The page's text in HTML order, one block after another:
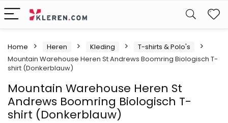
Home Heren Kleding
T-shirts & Polo's
Mountain Warehouse Heren St Andrews Boomring Biologisch T-
shirt (Donkerblauw)
Mountain Warehouse Heren St
Andrews Boomring Biologisch T-
shirt (Donkerblauw)